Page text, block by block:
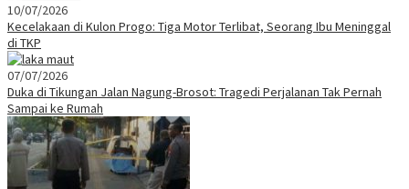
10/07/2026
Kecelakaan di Kulon Progo: Tiga Motor Terlibat, Seorang Ibu Meninggal
di TKP
07/07/2026
Duka di Tikungan Jalan Nagung-Brosot: Tragedi Perjalanan Tak Pernah
Sampai ke Rumah